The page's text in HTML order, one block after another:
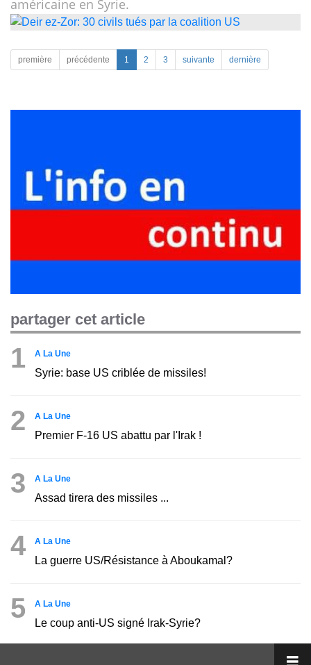
américaine en Syrie.
première précédente 1 2 3 suivante dernière
partager cet article
1 A La Une
Syrie: base US criblée de missiles!
2 A La Une
Premier F-16 US abattu par l'Irak !
3 A La Une
Assad tirera des missiles ...
4 A La Une
La guerre US/Résistance à Aboukamal?
5 A La Une
Le coup anti-US signé Irak-Syrie?